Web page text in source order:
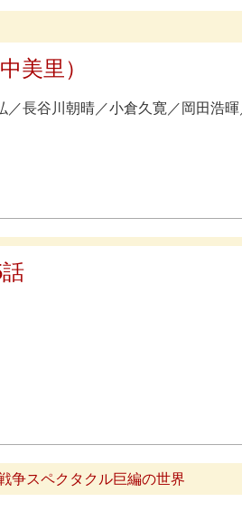
美里）
／長谷川朝晴 ／小倉久寛 ／ 岡田浩暉
スペクタクル巨編の世界